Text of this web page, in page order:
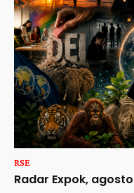
RSE
Radar Expok,